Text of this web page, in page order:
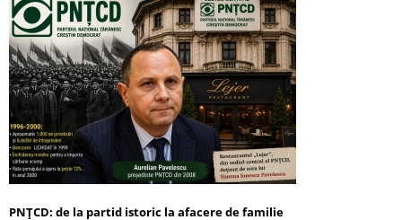
PNȚCD: de la partid istoric la afacere de familie